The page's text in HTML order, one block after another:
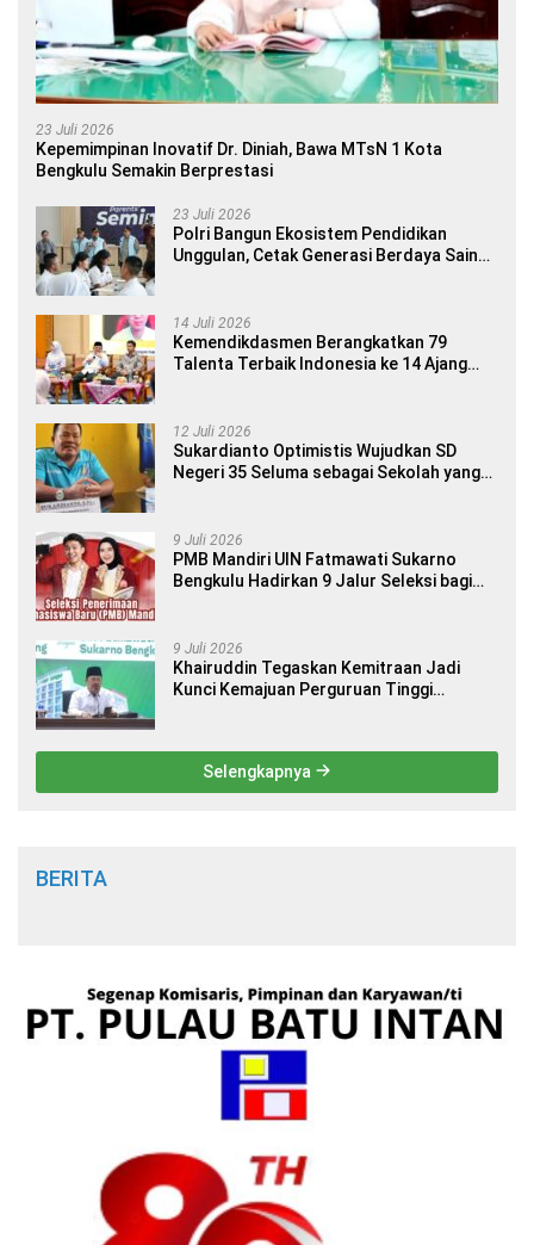
23 Juli 2026
Kepemimpinan Inovatif Dr. Diniah, Bawa MTsN 1 Kota
Bengkulu Semakin Berprestasi
23 Juli 2026
Polri Bangun Ekosistem Pendidikan
Unggulan, Cetak Generasi Berdaya Saing
14 Juli 2026
Kemendikdasmen Berangkatkan 79
Talenta Terbaik Indonesia ke 14 Ajang
12 Juli 2026
Sukardianto Optimistis Wujudkan SD
Negeri 35 Seluma sebagai Sekolah yang
9 Juli 2026
PMB Mandiri UIN Fatmawati Sukarno
Bengkulu Hadirkan 9 Jalur Seleksi bagi
9 Juli 2026
Khairuddin Tegaskan Kemitraan Jadi
Kunci Kemajuan Perguruan Tinggi
Selengkapnya
BERITA